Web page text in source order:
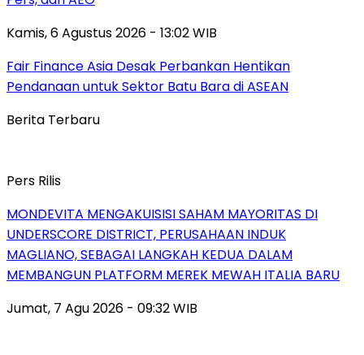
Kamis, 6 Agustus 2026 - 13:02 WIB
Fair Finance Asia Desak Perbankan Hentikan
Pendanaan untuk Sektor Batu Bara di ASEAN
Berita Terbaru
Pers Rilis
MONDEVITA MENGAKUISISI SAHAM MAYORITAS DI
UNDERSCORE DISTRICT, PERUSAHAAN INDUK
MAGLIANO, SEBAGAI LANGKAH KEDUA DALAM
MEMBANGUN PLATFORM MEREK MEWAH ITALIA BARU
Jumat, 7 Agu 2026 - 09:32 WIB